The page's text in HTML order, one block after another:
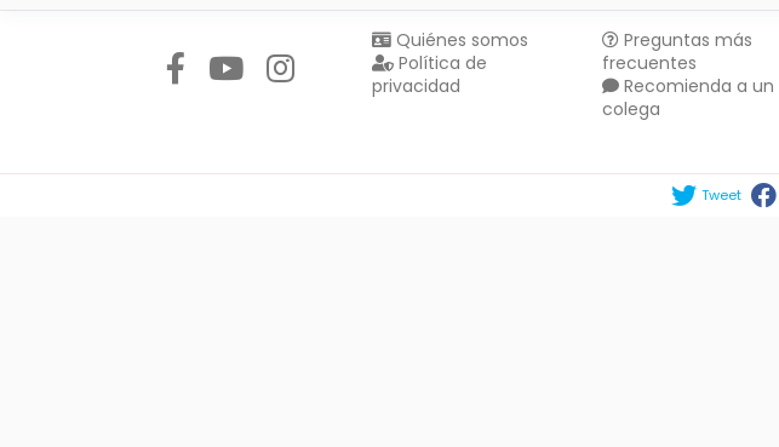
Quiénes somos
Política de
privacidad
Preguntas más
frecuentes
Recomienda a un
colega
Tweet